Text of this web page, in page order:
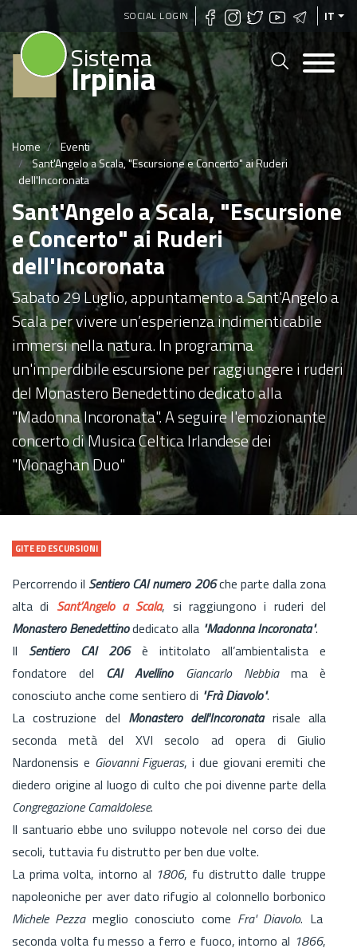
Salta
al
contenuto
principale
SOCIAL LOGIN IT
Sistema
Irpinia
Home
Eventi
Sant'Angelo a Scala, "Escursione e Concerto" ai Ruderi
dell'Incoronata
Sant'Angelo a Scala, "Escursione
e Concerto" ai Ruderi
dell'Incoronata
Sabato 29 Luglio, appuntamento a Sant'Angelo a
Scala per vivere un’esperienza indimenticabile
immersi nella natura. In programma
un'imperdibile escursione per raggiungere i ruderi
del Monastero Benedettino dedicato alla
"Madonna Incoronata". A seguire l'emozionante
concerto di Musica Celtica Irlandese dei
"Monaghan Duo"
GITE ED ESCURSIONI
Percorrendo il Sentiero CAI numero 206che parte dalla zona
alta di Sant’Angelo a Scala, si raggiungono i ruderi del
Monastero Benedettinodedicato alla "Madonna Incoronata".
Il Sentiero CAI 206è intitolato all’ambientalista e
fondatore del CAI Avellino Giancarlo Nebbiama è
conosciuto anche come sentiero di "Frà Diavolo".
La costruzione del Monastero dell'Incoronatarisale alla
seconda metà del XVI secolo ad opera di Giulio
Nardonensis e Giovanni Figueras, i due giovani eremiti che
diedero origine al luogo di culto che poi divenne parte della
Congregazione Camaldolese.
Il santuario ebbe uno sviluppo notevole nel corso dei due
secoli, tuttavia fu distrutto per ben due volte.
La prima volta, intorno al 1806, fu distrutto dalle truppe
napoleoniche per aver dato rifugio al colonnello borbonico
Michele Pezzameglio conosciuto come Fra' Diavolo. La
seconda volta fu messo a ferro e fuoco, intorno al 1866,